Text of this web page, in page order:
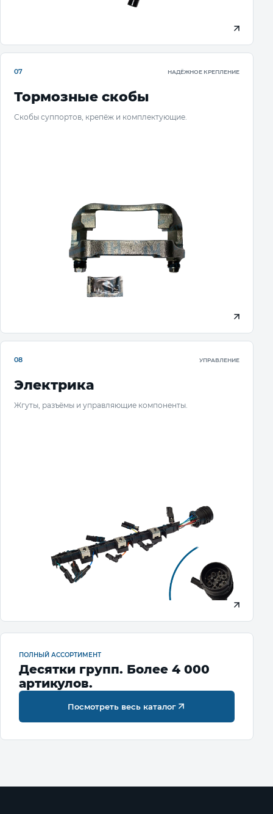
07 НАДЁЖНОЕ КРЕПЛЕНИЕ
Тормозные скобы
Скобы суппортов, крепёж и комплектующие.
08 УПРАВЛЕНИЕ
Электрика
Жгуты, разъёмы и управляющие компоненты.
ПОЛНЫЙ АССОРТИМЕНТ
Десятки групп. Более 4 000
артикулов.
Посмотреть весь каталог